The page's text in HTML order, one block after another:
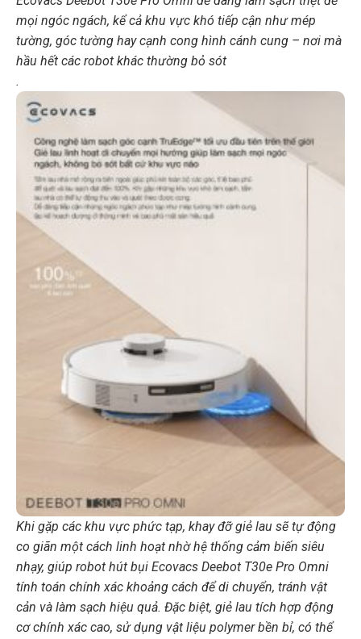
mọi ngóc ngách, kể cả khu vực khó tiếp cận như mép
tường, góc tường hay cạnh cong hình cánh cung – nơi mà
hầu hết các robot khác thường bỏ sót
.
Khi gặp các khu vực phức tạp, khay đỡ giẻ lau sẽ tự động
co giãn một cách linh hoạt nhờ hệ thống cảm biến siêu
nhạy, giúp robot hút bụi Ecovacs Deebot T30e Pro Omni
tính toán chính xác khoảng cách để di chuyển, tránh vật
cản và làm sạch hiệu quả. Đặc biệt, giẻ lau tích hợp động
cơ chính xác cao, sử dụng vật liệu polymer bền bỉ, có thể